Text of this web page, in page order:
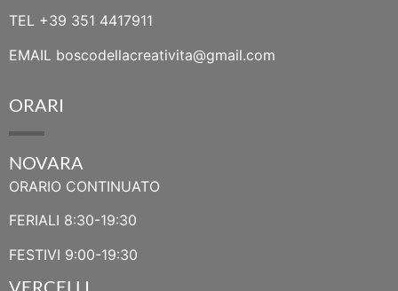
TEL +39 351 4417911
EMAIL boscodellacreativita@gmail.com
ORARI
NOVARA
ORARIO CONTINUATO
FERIALI 8:30-19:30
FESTIVI 9:00-19:30